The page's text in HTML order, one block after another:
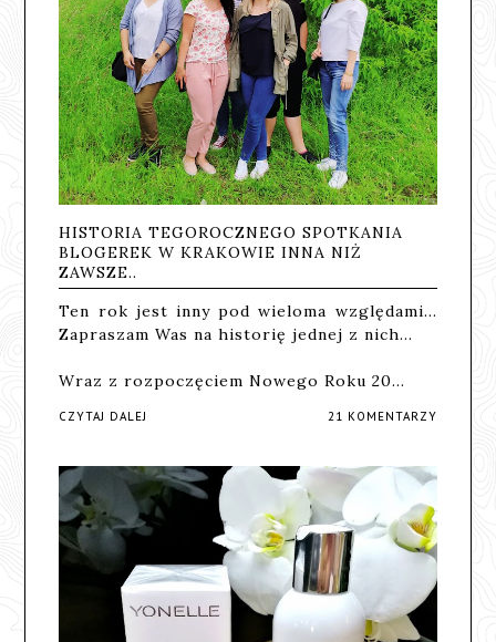
HISTORIA TEGOROCZNEGO SPOTKANIA
BLOGEREK W KRAKOWIE INNA NIŻ
ZAWSZE..
Ten rok jest inny pod wieloma względami...
Zapraszam Was na historię jednej z nich...
Wraz z rozpoczęciem Nowego Roku 20…
CZYTAJ DALEJ 21 KOMENTARZY